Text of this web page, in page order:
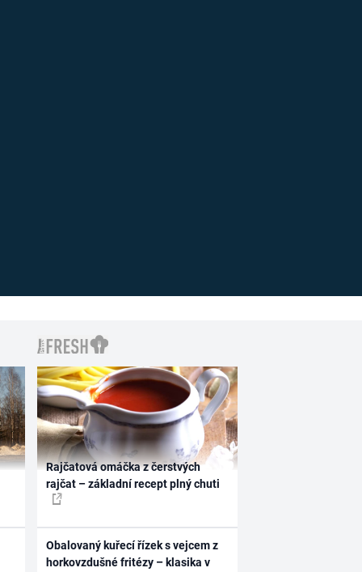
Rajčatová omáčka z čerstvých
rajčat – základní recept plný chuti
Obalovaný kuřecí řízek s vejcem z
horkovzdušné fritézy – klasika v